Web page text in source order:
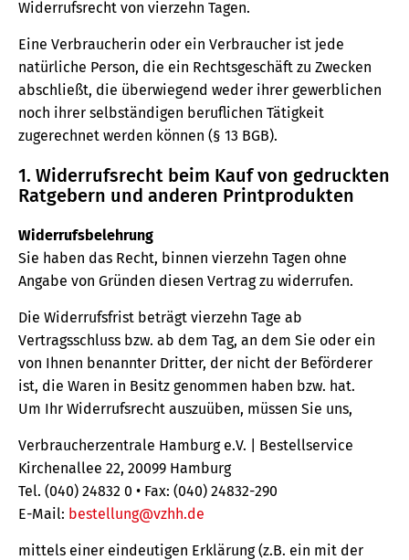
Widerrufsrecht von vierzehn Tagen.
Eine Verbraucherin oder ein Verbraucher ist jede
natürliche Person, die ein Rechtsgeschäft zu Zwecken
abschließt, die überwiegend weder ihrer gewerblichen
noch ihrer selbständigen beruflichen Tätigkeit
zugerechnet werden können (§ 13 BGB).
1. Widerrufsrecht beim Kauf von gedruckten
Ratgebern und anderen Printprodukten
Widerrufsbelehrung
Sie haben das Recht, binnen vierzehn Tagen ohne
Angabe von Gründen diesen Vertrag zu widerrufen.
Die Widerrufsfrist beträgt vierzehn Tage ab
Vertragsschluss bzw. ab dem Tag, an dem Sie oder ein
von Ihnen benannter Dritter, der nicht der Beförderer
ist, die Waren in Besitz genommen haben bzw. hat.
Um Ihr Widerrufsrecht auszuüben, müssen Sie uns,
Verbraucherzentrale Hamburg e.V. | Bestellservice
Kirchenallee 22, 20099 Hamburg
Tel. (040) 24832 0 • Fax: (040) 24832-290
E-Mail: bestellung@vzhh.de
mittels einer eindeutigen Erklärung (z.B. ein mit der